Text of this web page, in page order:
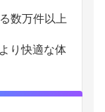
数万件以上
り快適な体